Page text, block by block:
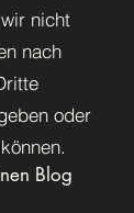
nicht
nach
oder
Blog